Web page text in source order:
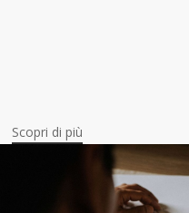
Scopri di più